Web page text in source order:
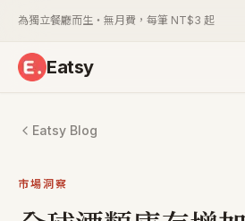
為獨立餐廳而生・無月費，每筆 NT$3 起
Eatsy
Eatsy Blog
市場洞察